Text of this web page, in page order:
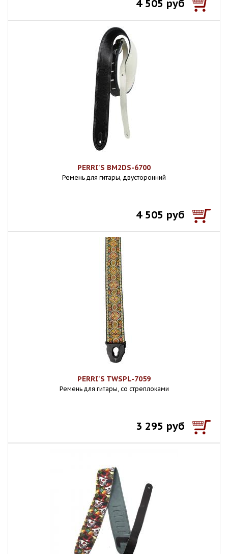
4 505 руб
PERRI'S BM2DS-6700
Ремень для гитары, двусторонний
4 505 руб
PERRI'S TWSPL-7059
Ремень для гитары, со стреплоками
3 295 руб